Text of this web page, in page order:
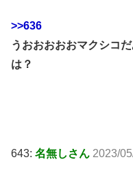
>>636
うおおおおおマクシコ
は？
643: 名無しさん 2023/